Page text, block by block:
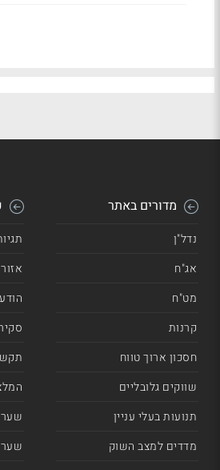
מדורים באתר
נדל"ן
אג"ח
מט"ח
קרנות
חסכון ארוך טווח
שווקים גלובליים
תנועות בעלי עניין
מדדים למצב השוק
שער
שער